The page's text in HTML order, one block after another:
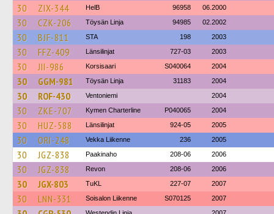
30 ZIX-344 HelB 96958 06.2000
30 CZK-206 Töysän Linja 94985 02.2002
30 BJF-811 STA 198 2003
30 FFZ-409 Länsilinjat 727-03 2003
30 JII-986 Korsisaari S040064 2004
30 GGM-981 Töysän Linja 31183 2004
30 ROF-430 Ventoniemi 2004
30 ZKE-707 Kymen Charterline P040065 2004
30 HUZ-588 Länsilinjat 924-05 2005
30 ORI-248 Vekka Liikenne 236 2005
30 JGZ-838 Paakinaho 208-06 2006
30 JGZ-838 Revon 208-06 2006
30 JGX-803 TuKL 227-07 2007
30 LNN-331 Soisalon Liikenne S070125 2007